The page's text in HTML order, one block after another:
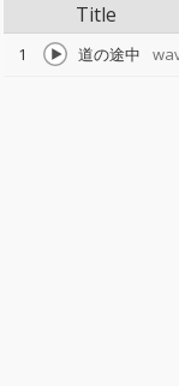
Title
1 道の途中